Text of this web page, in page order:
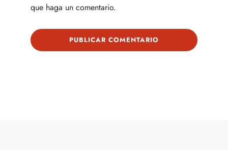
que haga un comentario.